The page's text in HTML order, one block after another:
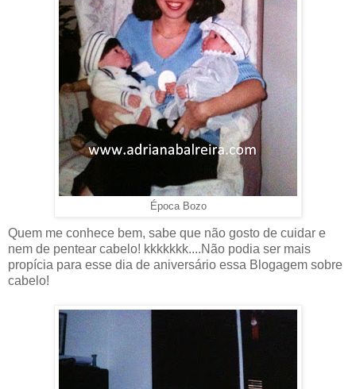
Época Bozo
Quem me conhece bem, sabe que não gosto de cuidar e
nem de pentear cabelo! kkkkkkk....Não podia ser mais
propícia para esse dia de aniversário essa Blogagem sobre
cabelo!